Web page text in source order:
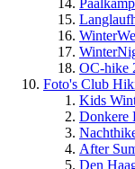
OC-hike
Foto's Club
Kids
Donkere
After
Den